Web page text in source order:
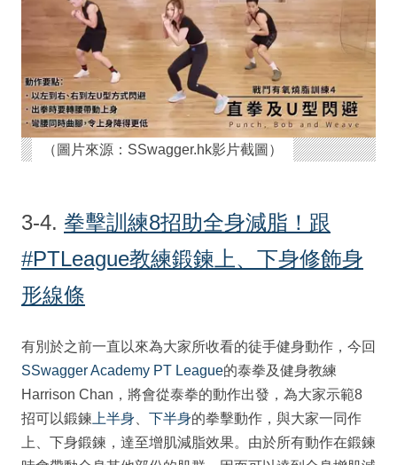
（圖片來源：SSwagger.hk影片截圖）
3-4. 拳擊訓練8招助全身減脂！跟
#PTLeague教練鍛鍊上、下身修飾身
形線條
有別於之前一直以來為大家所收看的徒手健身動作，今回
SSwagger Academy PT League的泰拳及健身教練
Harrison Chan，將會從泰拳的動作出發，為大家示範8
招可以鍛鍊 上半身 下半身的拳擊動作，與大家一同作
上、下身鍛鍊，達至增肌減脂效果。由於所有動作在鍛鍊